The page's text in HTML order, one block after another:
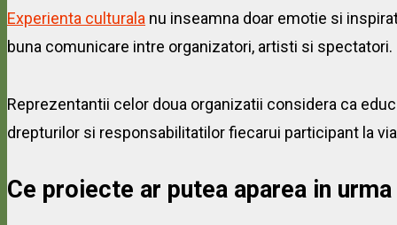
Experienta culturala nu inseamna doar emotie si
buna comunicare intre organizatori, artisti si spectatori.
Reprezentantii celor doua organizatii considera ca
drepturilor si responsabilitatilor fiecarui participant la
Ce proiecte ar putea aparea in